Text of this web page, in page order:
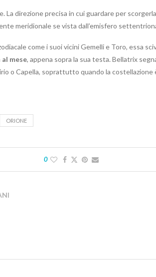
direzione precisa in cui guardare per
meridionale se vista dall’emisfero
come i suoi vicini Gemelli e Toro, essa
mese, appena sopra la sua testa. Bellatrix
o Capella, soprattutto quando la costellazione
ORIONE
0